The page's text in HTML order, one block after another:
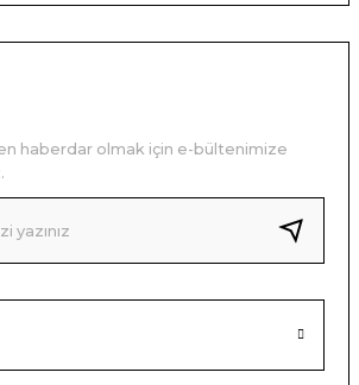
haberdar olmak için e-bültenimize